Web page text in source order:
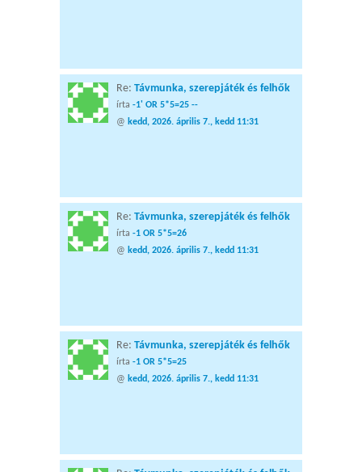
Re: Távmunka, szerepjáték és felhők
írta -1' OR 5*5=25 --
@ kedd, 2026. április 7., kedd 11:31
Re: Távmunka, szerepjáték és felhők
írta -1 OR 5*5=26
@ kedd, 2026. április 7., kedd 11:31
Re: Távmunka, szerepjáték és felhők
írta -1 OR 5*5=25
@ kedd, 2026. április 7., kedd 11:31